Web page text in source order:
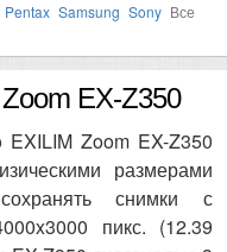
Pentax Samsung Sony Все
EX-Z350
EXILIM Zoom EX-Z350
размерами
снимки с
пикс. (12.39